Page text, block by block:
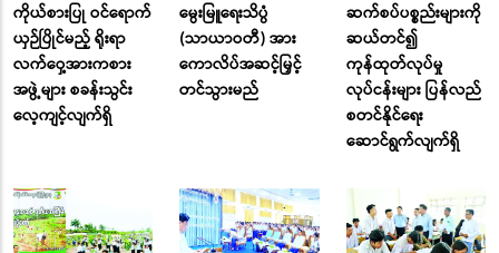
ကိုယ်စားပြု ဝင်ရောက်
ယှဉ်ပြိုင်မည့် ရိုးရာ
လက်ဝှေ့အားကစား
အဖွဲ့များ စခန်းသွင်း
လေ့ကျင့်လျက်ရှိ
မွေးမြူရေးသိပ္ပံ
(သာယာဝတီ) အား
ကောလိပ်အဆင့်မြှင့်
တင်သွားမည်
ဆက်စပ်ပစ္စည်းများကို
ဆယ်တင်၍
ကုန်ထုတ်လုပ်မှု
လုပ်ငန်းများ ပြန်လည်
စတင်နိုင်ရေး
ဆောင်ရွက်လျက်ရှိ